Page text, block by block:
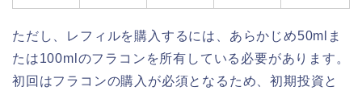
ただし、レフィルを購入するには、あらかじめ50mlま
たは100mlのフラコンを所有している必要があります。
初回はフラコンの購入が必須となるため、初期投資と